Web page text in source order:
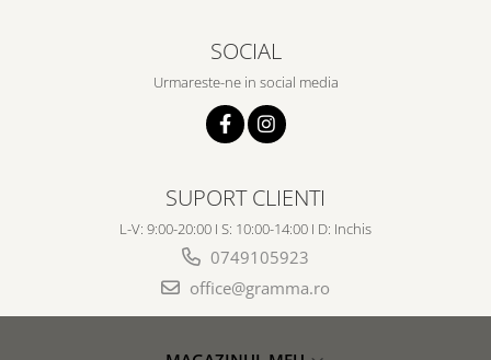
SOCIAL
Urmareste-ne in social media
SUPORT CLIENTI
L-V: 9:00-20:00 I S: 10:00-14:00 I D: Inchis
0749105923
office@gramma.ro